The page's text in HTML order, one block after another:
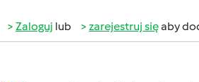
Zaloguj lub zarejestruj sięaby